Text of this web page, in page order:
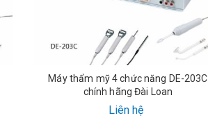
Máy thẩm mỹ 4 chức năng DE-203C
chính hãng Đài Loan
Liên hệ